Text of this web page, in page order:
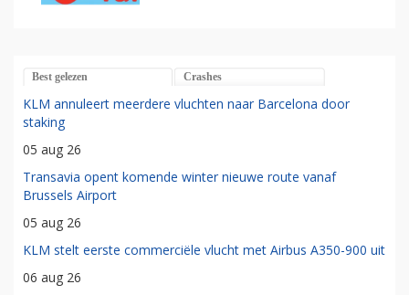
Best gelezen Crashes
KLM annuleert meerdere vluchten naar Barcelona door
staking
05 aug 26
Transavia opent komende winter nieuwe route vanaf
Brussels Airport
05 aug 26
KLM stelt eerste commerciële vlucht met Airbus A350-900 uit
06 aug 26